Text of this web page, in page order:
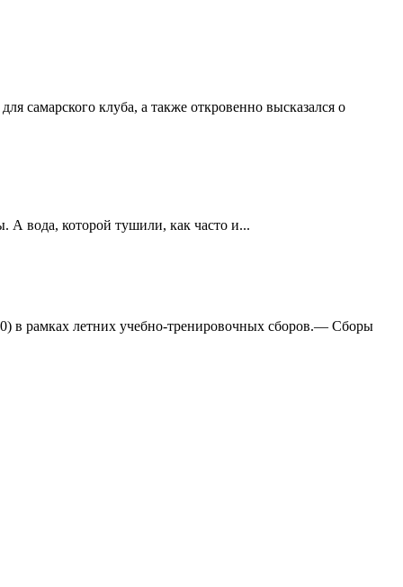
самарского клуба, а также откровенно высказался о
вода, которой тушили, как часто и...
в рамках летних учебно-тренировочных сборов.— Сборы